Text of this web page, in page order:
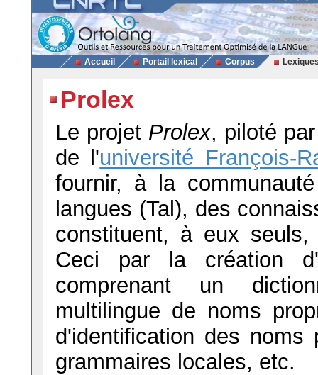
Accueil Portail lexical Corpus
Prolex
Le projet Prolex, piloté
de l'université François-
fournir, à la
langues (Tal), des
constituent, à eux
Ceci par la création
comprenant un
multilingue de noms
d'identification des
grammaires locales, etc.